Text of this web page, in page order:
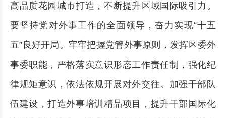
高品质花园城市打造，不断提升区域国际吸引力。
要坚持党对外事工作的全面领导，奋力实现“十五
五”良好开局。牢牢把握党管外事原则，发挥区委外
事委职能，严格落实意识形态工作责任制，强化纪
律规矩意识，依法依规开展对外交往。加强干部队
伍建设，打造外事培训精品项目，提升干部国际化